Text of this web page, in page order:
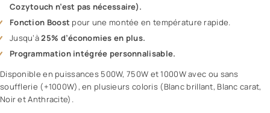
Cozytouch n’est pas nécessaire).
Fonction Boost pour une montée en température rapide.
Jusqu’à25% d’économies en plus.
Programmation intégrée personnalisable.
Disponible en puissances 500W, 750W et 1000W avec ou sans
soufflerie (+1000W), en plusieurs coloris (Blanc brillant, Blanc carat,
Noir et Anthracite).